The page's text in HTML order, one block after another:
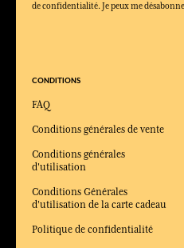
de confidentialité. Je peux me
CONDITIONS
FAQ
Conditions générales de vente
Conditions générales
d'utilisation
Conditions Générales
d'utilisation de la carte cadeau
Politique de confidentialité